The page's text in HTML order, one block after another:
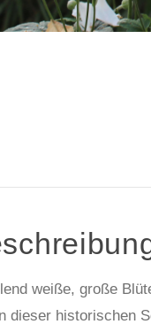
weiße, große
dieser historischen